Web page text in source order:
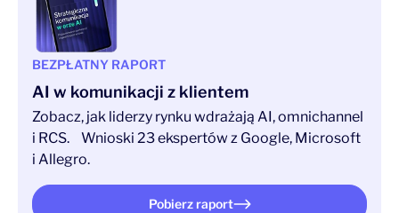
BEZPŁATNY RAPORT
AI w komunikacji z klientem
Zobacz, jak liderzy rynku wdrażają AI, omnichannel
i RCS. Wnioski 23 ekspertów z Google, Microsoft
i Allegro.
Pobierz raport